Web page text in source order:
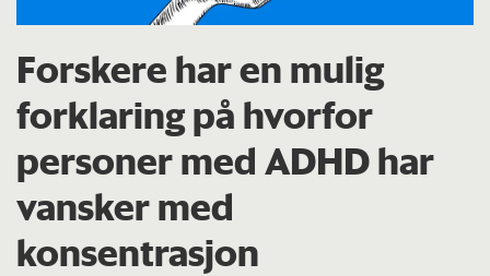
Forskere har en mulig
forklaring på hvorfor
personer med ADHD har
vansker med
konsentrasjon